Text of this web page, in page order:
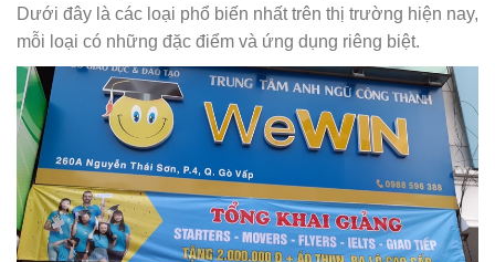
Dưới đây là các loại phổ biến nhất trên thị trường hiện nay,
mỗi loại có những đặc điểm và ứng dụng riêng biệt.